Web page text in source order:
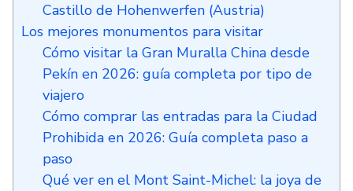
Castillo de Hohenwerfen (Austria)
Los mejores monumentos para visitar
Cómo visitar la Gran Muralla China desde
Pekín en 2026: guía completa por tipo de
viajero
Cómo comprar las entradas para la Ciudad
Prohibida en 2026: Guía completa paso a
paso
Qué ver en el Mont Saint-Michel: la joya de